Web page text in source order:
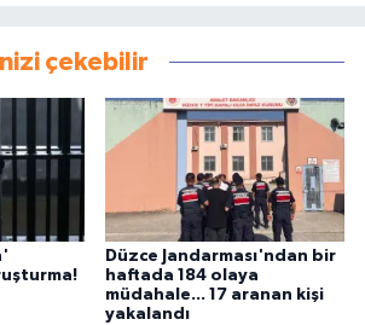
çekebilir
Düzce Jandarması'ndan bir
haftada 184 olaya
müdahale... 17 aranan kişi
yakalandı